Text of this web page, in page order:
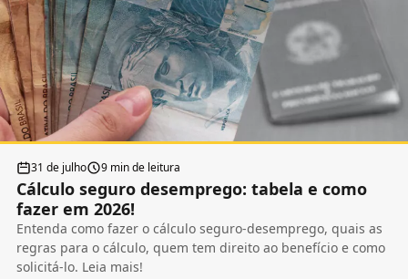
31 de julho 9 min de leitura
Cálculo seguro desemprego: tabela e como
fazer em 2026!
Entenda como fazer o cálculo seguro-desemprego, quais as
regras para o cálculo, quem tem direito ao benefício e como
solicitá-lo. Leia mais!